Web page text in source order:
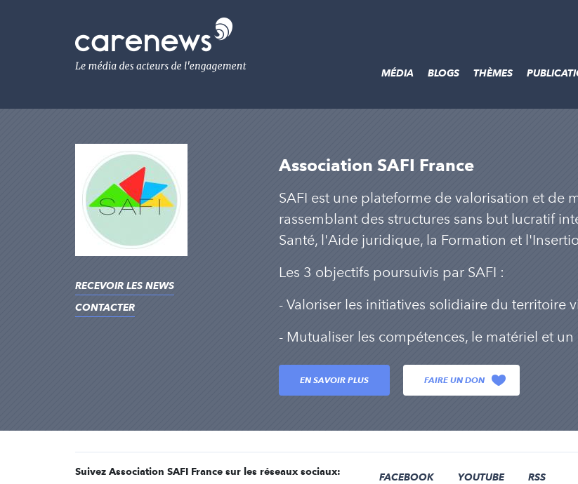
Le
média
de
MÉDIA BLOGS THÈMES
RECEVOIR LES NEWS
CONTACTER
Association SAFI France
SAFI est une plateforme de valorisation et de
rassemblant des structures sans but lucratif
Santé, l'Aide juridique, la Formation et
Les 3 objectifs poursuivis par SAFI :
- Valoriser les initiatives solidiaire du territoire
- Mutualiser les compétences, le matériel et
EN SAVOIR PLUS FAIRE UN DON
Suivez Association SAFI France sur les réseaux sociaux: FACEBOOK YOUTUBE RSS